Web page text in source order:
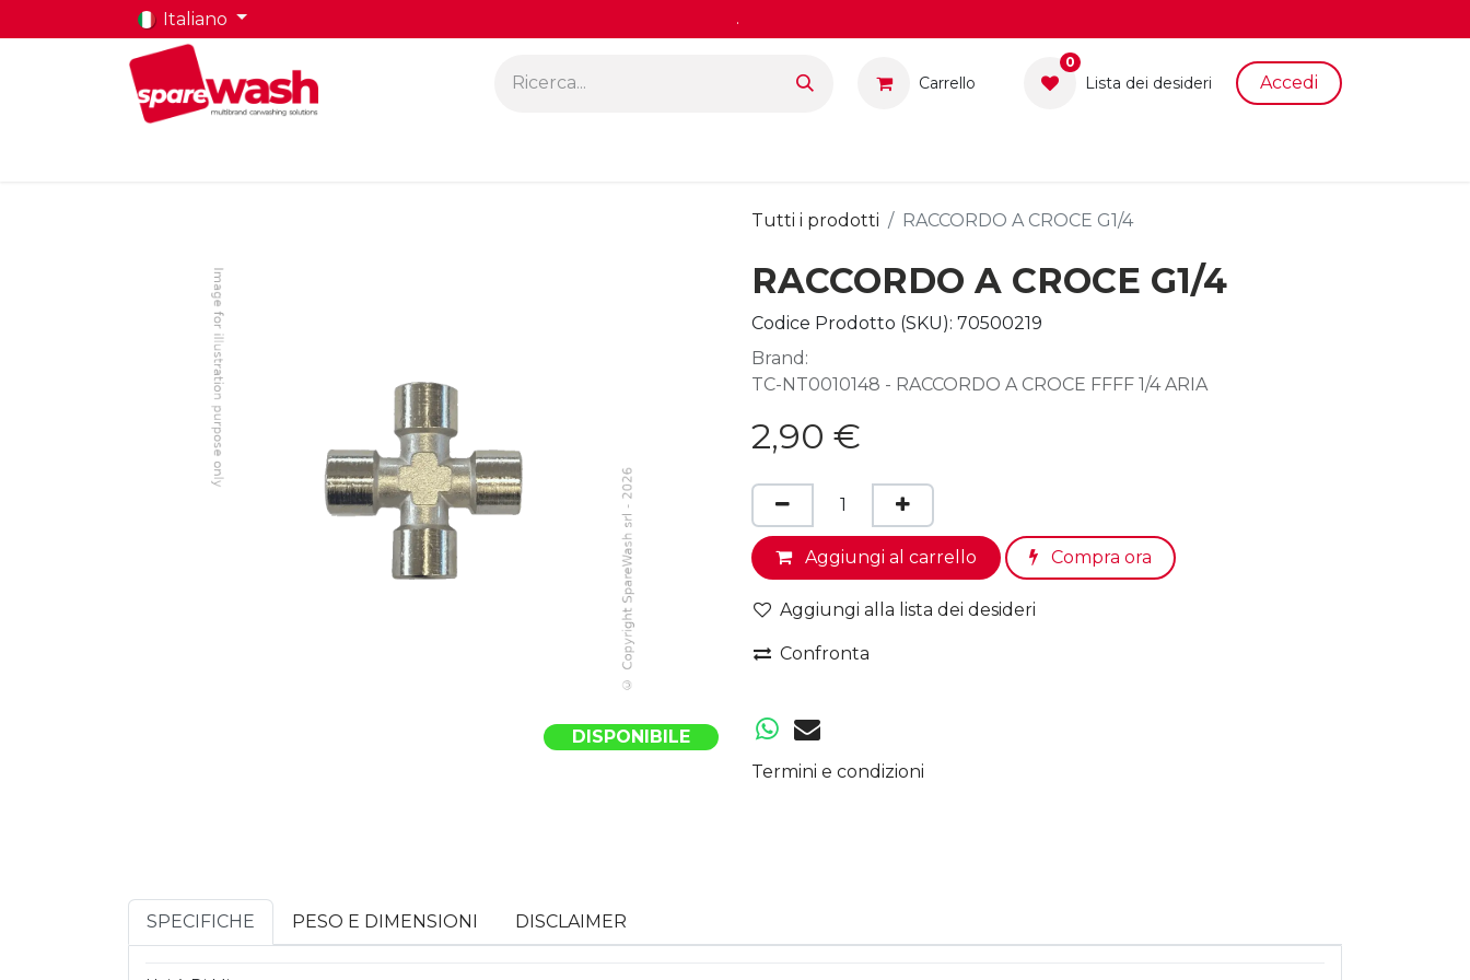
Italiano .
Carrello
0
Lista dei desid​eri Accedi
Tutti i prodotti RACCORDO A CROCE G1/4
DISPONIBILE
RACCORDO A CROCE G1/4
Codice Prodotto (SKU): 70500219
Brand:
TC-NT0010148 - RACCORDO A CROCE FFFF 1/4 ARIA
2,90 €
Aggiungi al carrello Compra ora
Aggiungi alla lista dei desideri
Confronta
Termini e condizioni
SPECIFICHE PESO E DIMENSIONI DISCLAIMER